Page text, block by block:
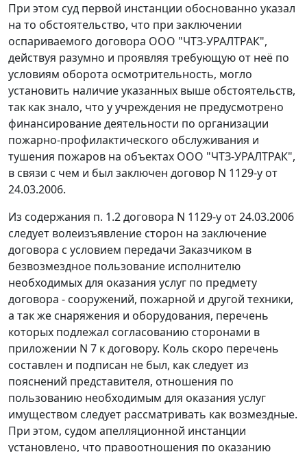
При этом суд первой инстанции обоснованно указал
на то обстоятельство, что при заключении
оспариваемого договора ООО "ЧТЗ-УРАЛТРАК",
действуя разумно и проявляя требующую от неё по
условиям оборота осмотрительность, могло
установить наличие указанных выше обстоятельств,
так как знало, что у учреждения не предусмотрено
финансирование деятельности по организации
пожарно-профилактического обслуживания и
тушения пожаров на объектах ООО "ЧТЗ-УРАЛТРАК",
в связи с чем и был заключен договор N 1129-у от
24.03.2006.
Из содержания п. 1.2 договора N 1129-у от 24.03.2006
следует волеизъявление сторон на заключение
договора с условием передачи Заказчиком в
безвозмездное пользование исполнителю
необходимых для оказания услуг по предмету
договора - сооружений, пожарной и другой техники,
а так же снаряжения и оборудования, перечень
которых подлежал согласованию сторонами в
приложении N 7 к договору. Коль скоро перечень
составлен и подписан не был, как следует из
пояснений представителя, отношения по
пользованию необходимым для оказания услуг
имуществом следует рассматривать как возмездные.
При этом, судом апелляционной инстанции
установлено, что правоотношения по оказанию